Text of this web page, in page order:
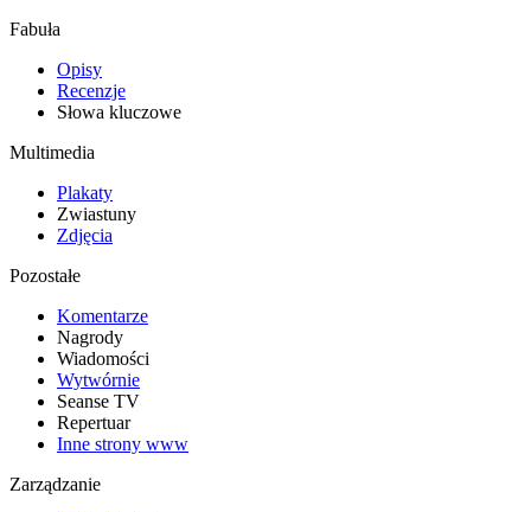
Fabuła
Opisy
Recenzje
Słowa kluczowe
Multimedia
Plakaty
Zwiastuny
Zdjęcia
Pozostałe
Komentarze
Nagrody
Wiadomości
Wytwórnie
Seanse TV
Repertuar
Inne strony www
Zarządzanie